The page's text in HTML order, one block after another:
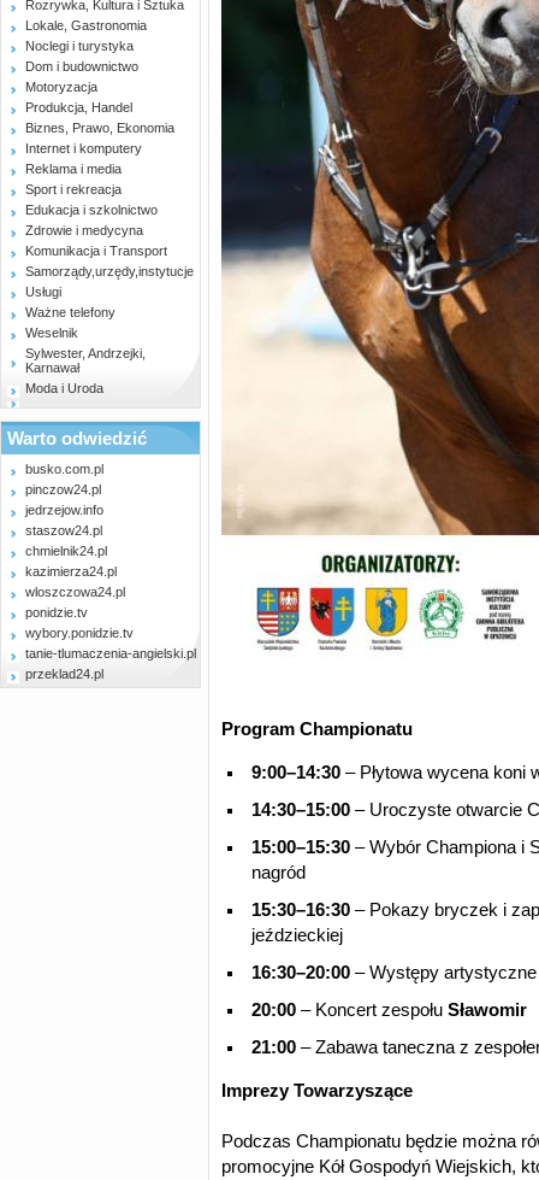
Rozrywka, Kultura i Sztuka
Lokale, Gastronomia
Noclegi i turystyka
Dom i budownictwo
Motoryzacja
Produkcja, Handel
Biznes, Prawo, Ekonomia
Internet i komputery
Reklama i media
Sport i rekreacja
Edukacja i szkolnictwo
Zdrowie i medycyna
Komunikacja i Transport
Samorządy,urzędy,instytucje
Usługi
Ważne telefony
Weselnik
Sylwester, Andrzejki,
Karnawał
Moda i Uroda
Warto odwiedzić
busko.com.pl
pinczow24.pl
jedrzejow.info
staszow24.pl
chmielnik24.pl
kazimierza24.pl
wloszczowa24.pl
ponidzie.tv
wybory.ponidzie.tv
tanie-tlumaczenia-angielski.pl
przeklad24.pl
Program Championatu
9:00–14:30 – Płytowa wycena koni
14:30–15:00 – Uroczyste otwarcie
15:00–15:30 – Wybór Championa i
nagród
15:30–16:30 – Pokazy bryczek i
jeździeckiej
16:30–20:00 – Występy artystyczne
20:00 – Koncert zespołu Sławomir
21:00 – Zabawa taneczna z
Imprezy Towarzyszące
Podczas Championatu będzie można
promocyjne Kół Gospodyń Wiejskich,